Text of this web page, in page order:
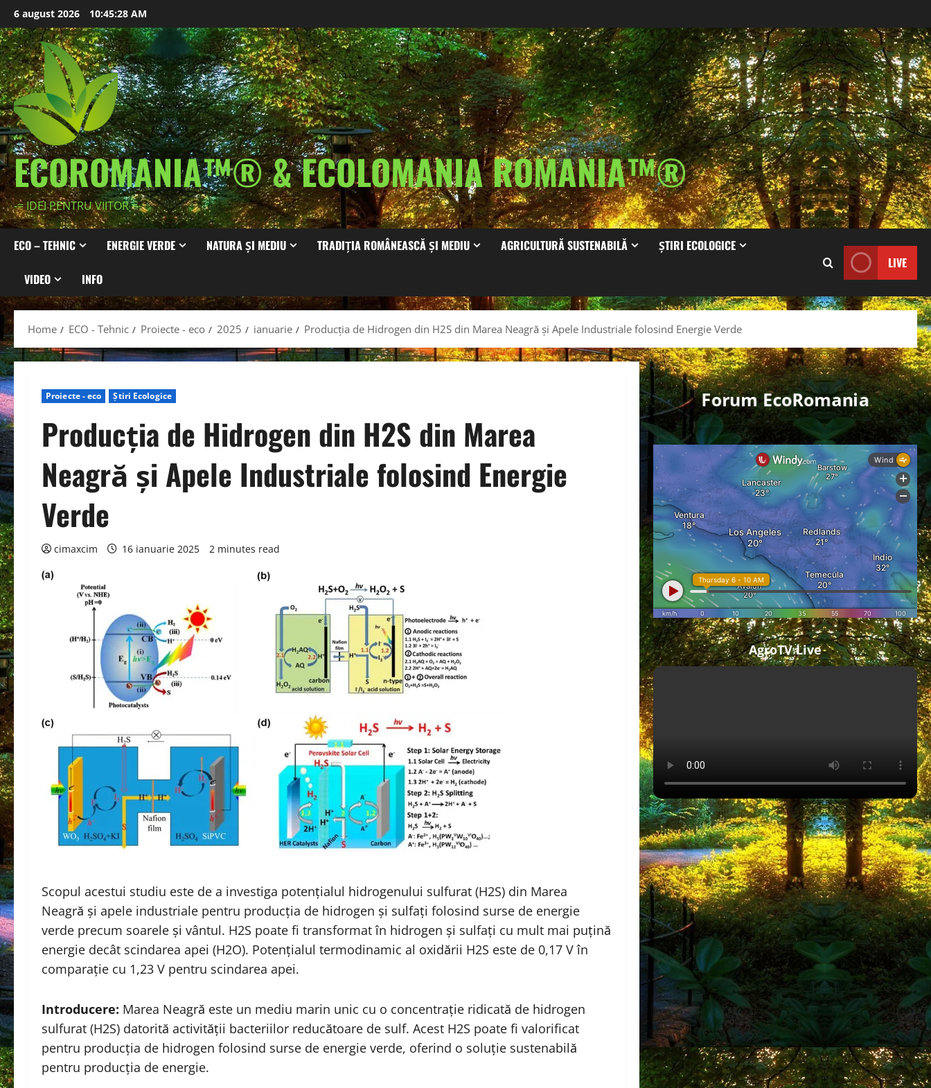
Skip
to
content
6 august 2026 10:45:29 AM
ECOROMANIA™® & ECOLOMANIA ROMANIA™®
-= IDEI PENTRU VIITOR =-
ECO – TEHNIC ENERGIE VERDE NATURA ȘI MEDIU TRADIȚIA ROMÂNEASCĂ ȘI MEDIU AGRICULTURĂ SUSTENABILĂ ȘTIRI ECOLOGICE
VIDEO INFO
LIVE
Home ECO - Tehnic Proiecte - eco 2025 ianuarie Producția de Hidrogen din H2S din Marea Neagră și Apele Industriale folosind Energie Verde
Proiecte - eco Știri Ecologice
Producția de Hidrogen din H2S din Marea
Neagră și Apele Industriale folosind Energie
Verde
cimaxcim 16 ianuarie 2025 2 minutes read
Scopul acestui studiu este de a investiga potențialul hidrogenului sulfurat (H2S) din Marea
Neagră și apele industriale pentru producția de hidrogen și sulfați folosind surse de energie
verde precum soarele și vântul. H2S poate fi transformat în hidrogen și sulfați cu mult mai puțină
energie decât scindarea apei (H2O). Potențialul termodinamic al oxidării H2S este de 0,17 V în
comparație cu 1,23 V pentru scindarea apei.
Introducere: Marea Neagră este un mediu marin unic cu o concentrație ridicată de hidrogen
sulfurat (H2S) datorită activității bacteriilor reducătoare de sulf. Acest H2S poate fi valorificat
pentru producția de hidrogen folosind surse de energie verde, oferind o soluție sustenabilă
pentru producția de energie.
Forum EcoRomania
AgroTV Live